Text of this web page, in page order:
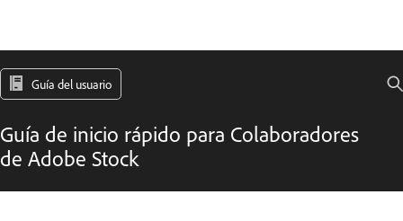
Guía del usuario
Guía de inicio rápido para Colaboradores
de Adobe Stock